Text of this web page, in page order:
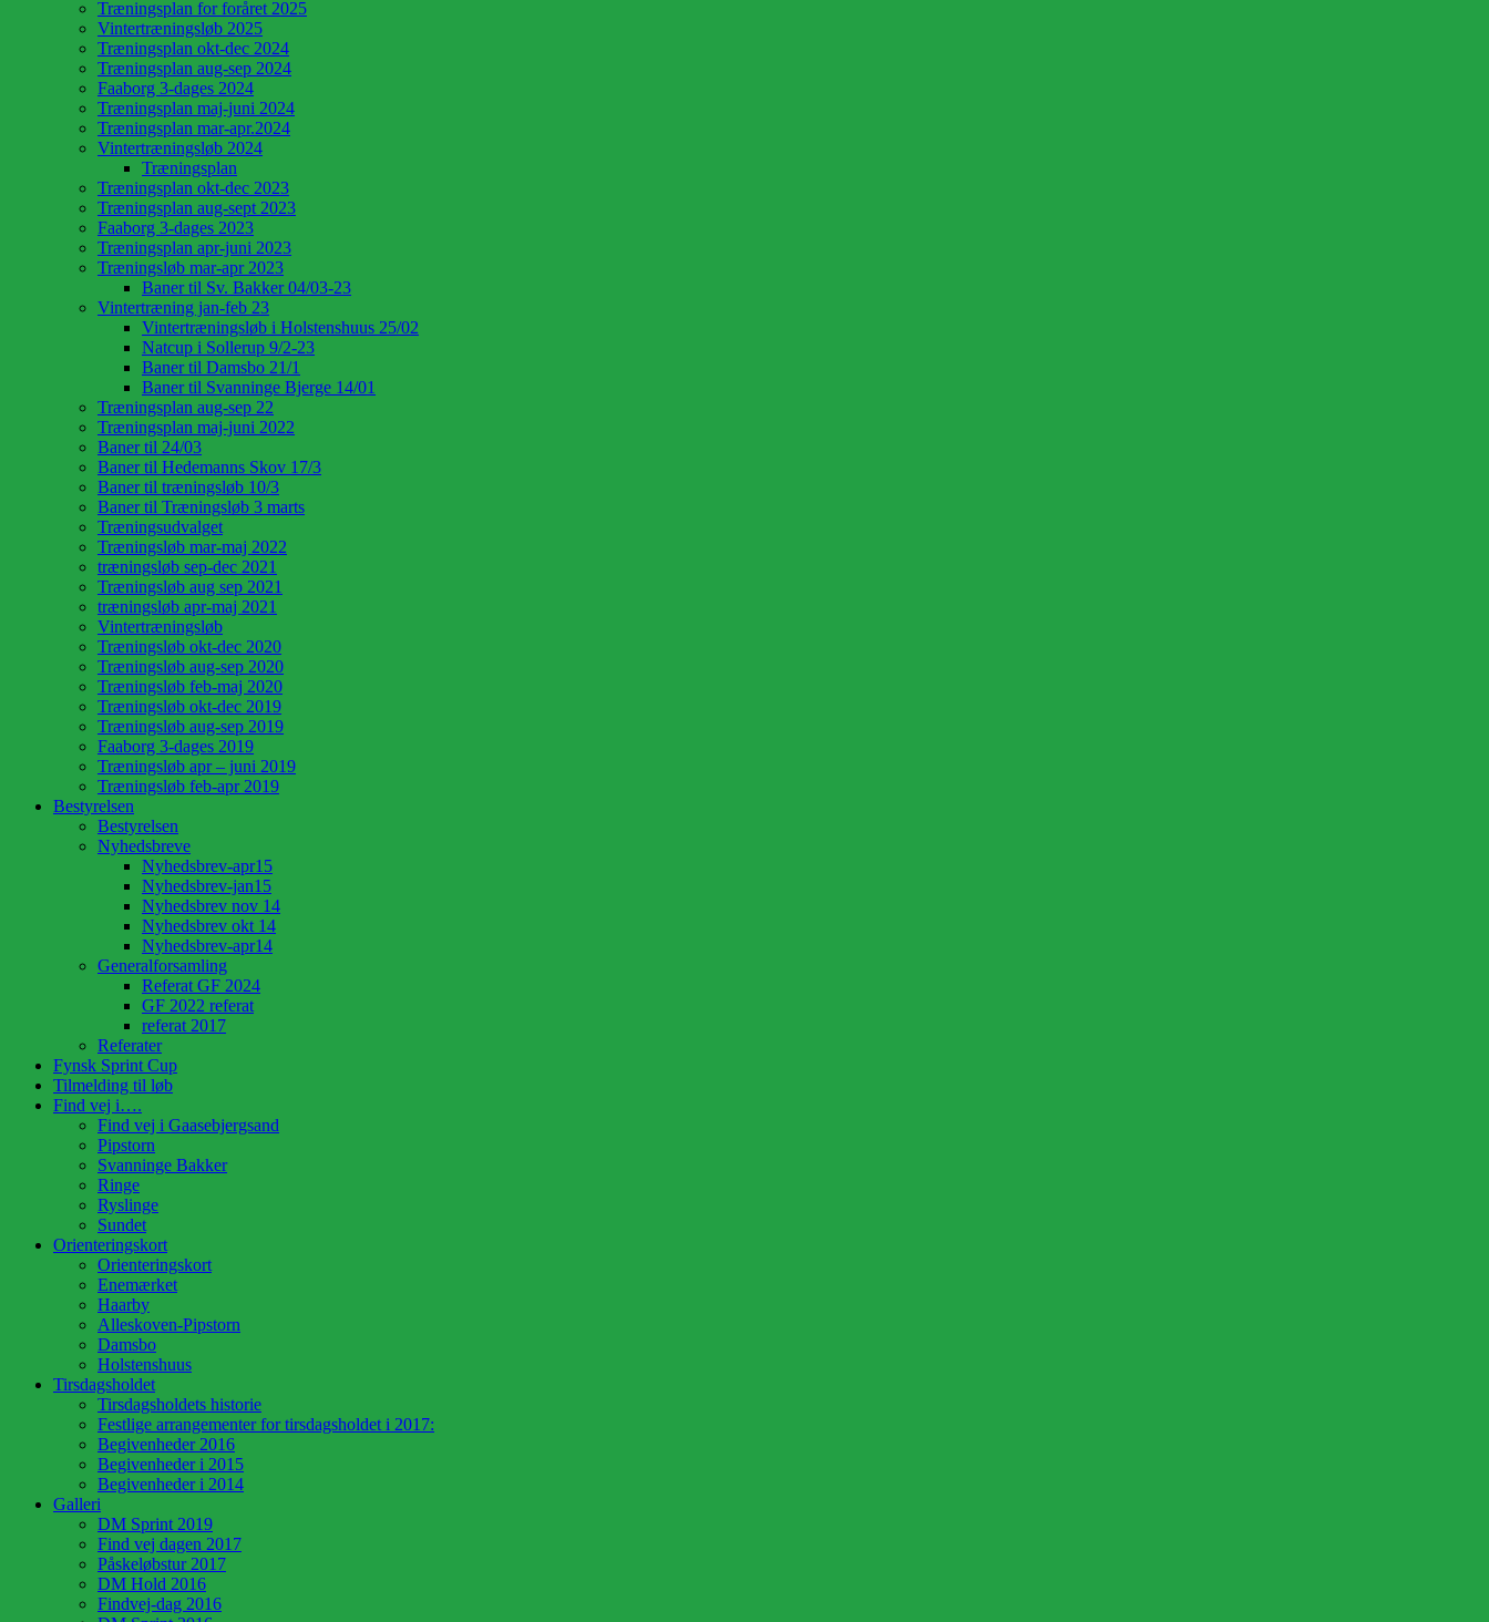
Træningsplan for foråret 2025
Vintertræningsløb 2025
Træningsplan okt-dec 2024
Træningsplan aug-sep 2024
Faaborg 3-dages 2024
Træningsplan maj-juni 2024
Træningsplan mar-apr.2024
Vintertræningsløb 2024
Træningsplan
Træningsplan okt-dec 2023
Træningsplan aug-sept 2023
Faaborg 3-dages 2023
Træningsplan apr-juni 2023
Træningsløb mar-apr 2023
Baner til Sv. Bakker 04/03-23
Vintertræning jan-feb 23
Vintertræningsløb i Holstenshuus 25/02
Natcup i Sollerup 9/2-23
Baner til Damsbo 21/1
Baner til Svanninge Bjerge 14/01
Træningsplan aug-sep 22
Træningsplan maj-juni 2022
Baner til 24/03
Baner til Hedemanns Skov 17/3
Baner til træningsløb 10/3
Baner til Træningsløb 3 marts
Træningsudvalget
Træningsløb mar-maj 2022
træningsløb sep-dec 2021
Træningsløb aug sep 2021
træningsløb apr-maj 2021
Vintertræningsløb
Træningsløb okt-dec 2020
Træningsløb aug-sep 2020
Træningsløb feb-maj 2020
Træningsløb okt-dec 2019
Træningsløb aug-sep 2019
Faaborg 3-dages 2019
Træningsløb apr – juni 2019
Træningsløb feb-apr 2019
Bestyrelsen
Bestyrelsen
Nyhedsbreve
Nyhedsbrev-apr15
Nyhedsbrev-jan15
Nyhedsbrev nov 14
Nyhedsbrev okt 14
Nyhedsbrev-apr14
Generalforsamling
Referat GF 2024
GF 2022 referat
referat 2017
Referater
Fynsk Sprint Cup
Tilmelding til løb
Find vej i….
Find vej i Gaasebjergsand
Pipstorn
Svanninge Bakker
Ringe
Ryslinge
Sundet
Orienteringskort
Orienteringskort
Enemærket
Haarby
Alleskoven-Pipstorn
Damsbo
Holstenshuus
Tirsdagsholdet
Tirsdagsholdets historie
Festlige arrangementer for tirsdagsholdet i 2017:
Begivenheder 2016
Begivenheder i 2015
Begivenheder i 2014
Galleri
DM Sprint 2019
Find vej dagen 2017
Påskeløbstur 2017
DM Hold 2016
Findvej-dag 2016